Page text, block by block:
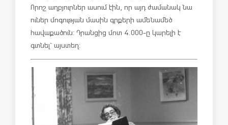
Որոշ աղբյուրներ ասում էին, որ այդ ժամանակ նա
ուներ մոգության մասին գրքերի ամենամեծ
հավաքածուն: Դրանցից մոտ 4.000-ը կարելի է
գտնել` այստեղ: